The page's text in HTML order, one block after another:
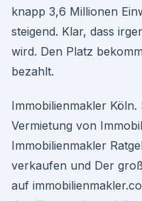
knapp 3,6 Millionen
steigend. Klar, dass
wird. Den Platz
bezahlt.
Immobilienmakler
Vermietung von
Immobilienmakler
verkaufen und Der
auf